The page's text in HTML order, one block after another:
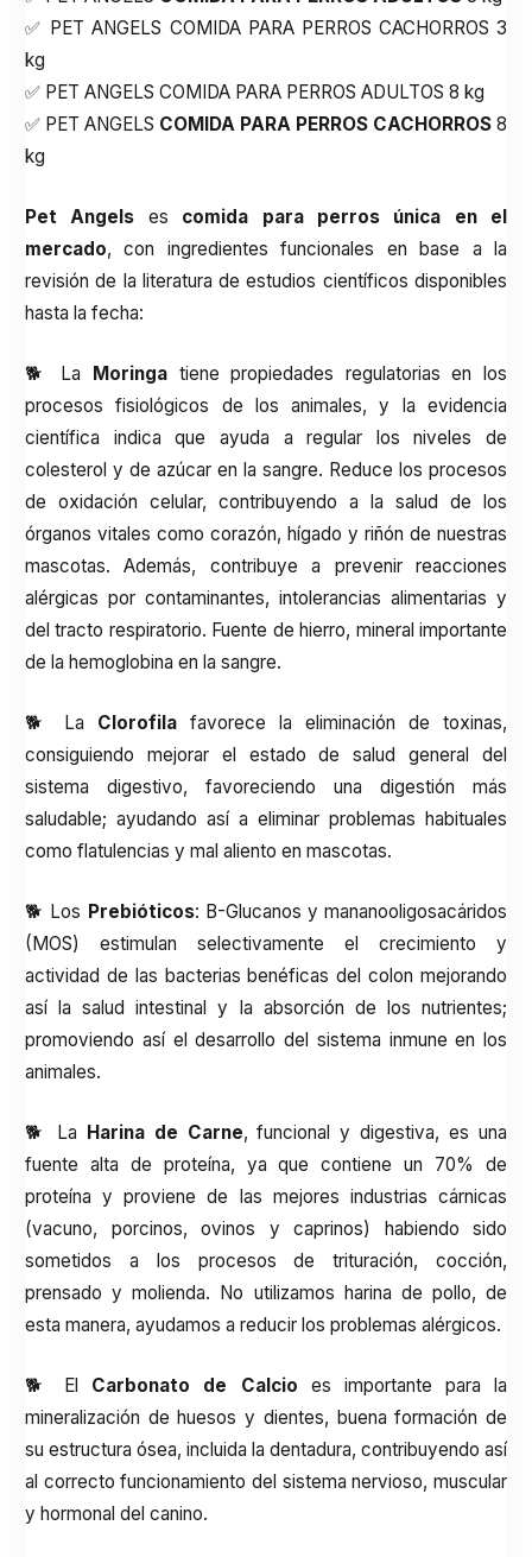
✅ PET ANGELS COMIDA PARA PERROS CACHORROS 3
kg
✅ PET ANGELS COMIDA PARA PERROS ADULTOS 8 kg
✅ PET ANGELS COMIDA PARA PERROS CACHORROS 8
kg
Pet Angels es comida para perros única en el
mercado, con ingredientes funcionales en base a la
revisión de la literatura de estudios científicos disponibles
hasta la fecha:
🐕 La Moringatiene propiedades regulatorias en los
procesos fisiológicos de los animales, y la evidencia
científica indica que ayuda a regular los niveles de
colesterol y de azúcar en la sangre. Reduce los procesos
de oxidación celular, contribuyendo a la salud de los
órganos vitales como corazón, hígado y riñón de nuestras
mascotas. Además, contribuye a prevenir reacciones
alérgicas por contaminantes, intolerancias alimentarias y
del tracto respiratorio. Fuente de hierro, mineral importante
de la hemoglobina en la sangre.
🐕 La Clorofila favorece la eliminación de toxinas,
consiguiendo mejorar el estado de salud general del
sistema digestivo, favoreciendo una digestión más
saludable; ayudando así a eliminar problemas habituales
como flatulencias y mal aliento en mascotas.
🐕 Los Prebióticos: B-Glucanos y mananooligosacáridos
(MOS) estimulan selectivamente el crecimiento y
actividad de las bacterias benéficas del colon mejorando
así la salud intestinal y la absorción de los nutrientes;
promoviendo así el desarrollo del sistema inmune en los
animales.
🐕 La Harina de Carne, funcional y digestiva, es una
fuente alta de proteína, ya que contiene un 70% de
proteína y proviene de las mejores industrias cárnicas
(vacuno, porcinos, ovinos y caprinos) habiendo sido
sometidos a los procesos de trituración, cocción,
prensado y molienda. No utilizamos harina de pollo, de
esta manera, ayudamos a reducir los problemas alérgicos.
🐕 El Carbonato de Calcio es importante para la
mineralización de huesos y dientes, buena formación de
su estructura ósea, incluida la dentadura, contribuyendo así
al correcto funcionamiento del sistema nervioso, muscular
y hormonal del canino.